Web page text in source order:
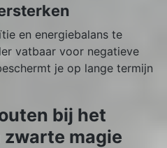
en energiebalans te
vatbaar voor negatieve
je op lange termijn
bij het
magie